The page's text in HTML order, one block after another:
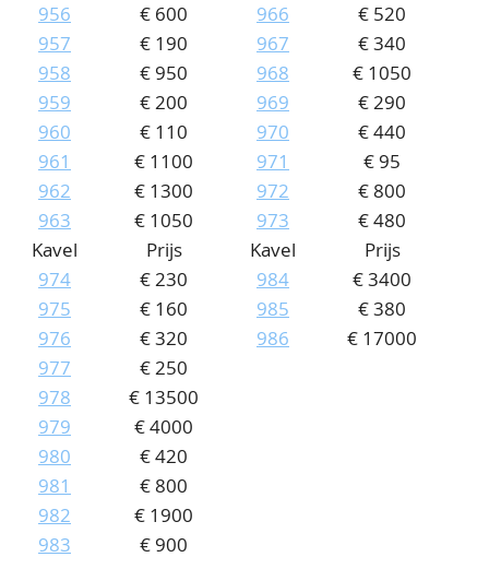
956
€ 600
957
€ 190
958
€ 950
959
€ 200
960
€ 110
961
€ 1100
962
€ 1300
963
€ 1050
966
€ 520
967
€ 340
968
€ 1050
969
€ 290
970
€ 440
971
€ 95
972
€ 800
973
€ 480
Kavel
Prijs
974
€ 230
975
€ 160
976
€ 320
977
€ 250
978
€ 13500
979
€ 4000
980
€ 420
981
€ 800
982
€ 1900
983
€ 900
Kavel
Prijs
984
€ 3400
985
€ 380
986
€ 17000